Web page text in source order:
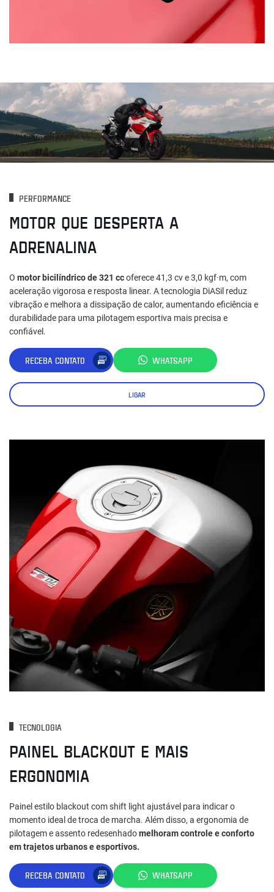
PERFORMANCE
MOTOR QUE DESPERTA A
ADRENALINA
O motor bicilíndrico de 321 ccoferece 41,3 cv e 3,0 kgf·m, com
aceleração vigorosa e resposta linear. A tecnologia DiASil reduz
vibração e melhora a dissipação de calor, aumentando eficiência e
durabilidade para uma pilotagem esportiva mais precisa e
confiável.
RECEBA CONTATO WHATSAPP
LIGAR
TECNOLOGIA
PAINEL BLACKOUT E MAIS
ERGONOMIA
Painel estilo blackout com shift light ajustável para indicar o
momento ideal de troca de marcha. Além disso, a ergonomia de
pilotagem e assento redesenhadomelhoram controle e conforto
em trajetos urbanos e esportivos.
RECEBA CONTATO WHATSAPP